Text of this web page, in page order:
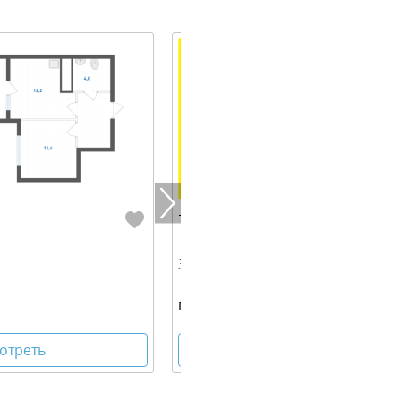
7 398 740 руб.
36.00 м² | 1 - 19 эт.
г. Екатеринбург, ул. Учителей,